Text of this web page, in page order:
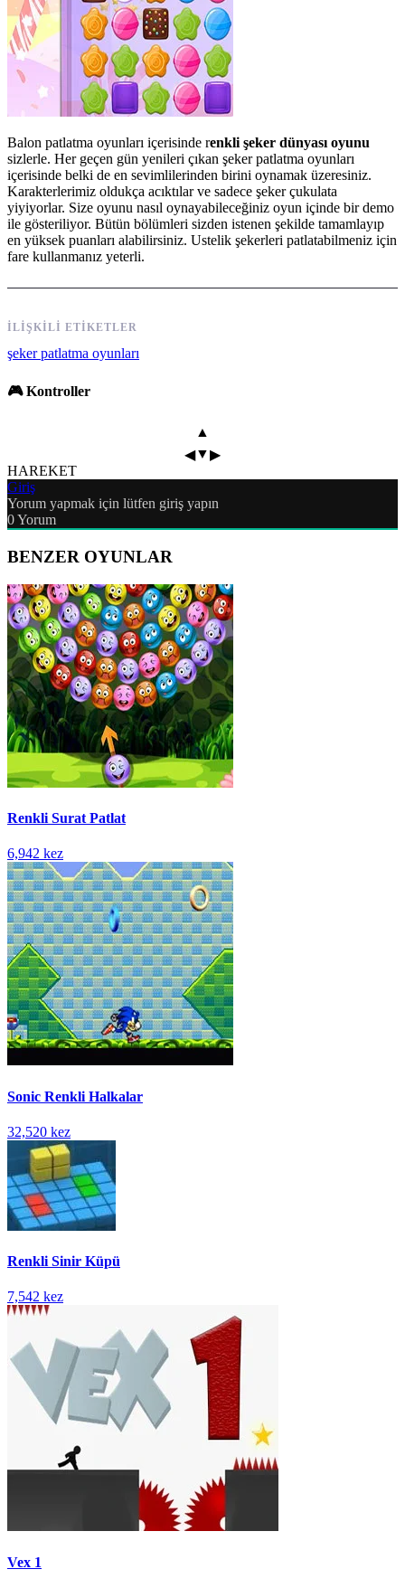
Balon patlatma oyunları içerisinde renkli şeker dünyası oyunu
sizlerle. Her geçen gün yenileri çıkan şeker patlatma oyunları
içerisinde belki de en sevimlilerinden birini oynamak üzeresiniz.
Karakterlerimiz oldukça acıktılar ve sadece şeker çukulata
yiyiyorlar. Size oyunu nasıl oynayabileceğiniz oyun içinde bir demo
ile gösteriliyor. Bütün bölümleri sizden istenen şekilde tamamlayıp
en yüksek puanları alabilirsiniz. Ustelik şekerleri patlatabilmeniz için
fare kullanmanız yeterli.
İLIŞKILI ETIKETLER
şeker patlatma oyunları
🎮 Kontroller
▲
◀▼▶
HAREKET
Giriş
Yorum yapmak için lütfen giriş yapın
0Yorum
BENZER OYUNLAR
Renkli Surat Patlat
6,942 kez
Sonic Renkli Halkalar
32,520 kez
Renkli Sinir Küpü
7,542 kez
Vex 1